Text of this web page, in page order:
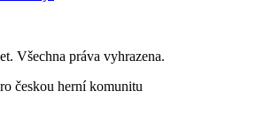
Všechna práva vyhrazena.
českou herní komunitu